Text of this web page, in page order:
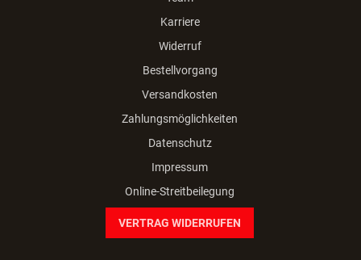
Karriere
Widerruf
Bestellvorgang
Versandkosten
Zahlungsmöglichkeiten
Datenschutz
Impressum
Online-Streitbeilegung
VERTRAG WIDERRUFEN